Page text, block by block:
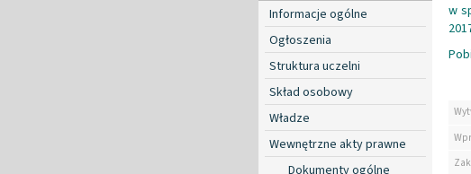
Informacje ogólne
Ogłoszenia
Struktura uczelni
Skład osobowy
Władze
Wewnętrzne akty prawne
Dokumenty ogólne
w